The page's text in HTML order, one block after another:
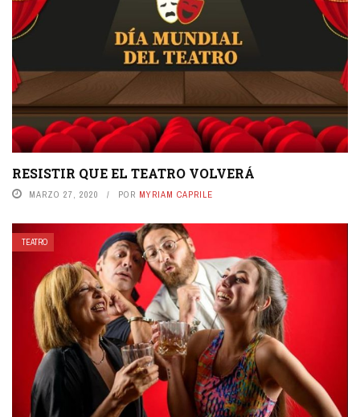
RESISTIR QUE EL TEATRO VOLVERÁ
MARZO 27, 2020 POR MYRIAM CAPRILE
TEATRO